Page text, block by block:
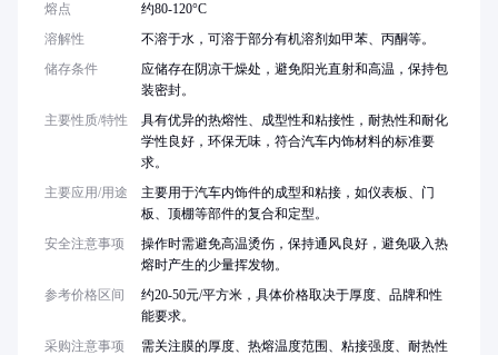
熔点
约80-120°C
溶解性
不溶于水，可溶于部分有机溶剂如甲苯、丙酮等。
储存条件
应储存在阴凉干燥处，避免阳光直射和高温，保持包
装密封。
主要性质/特性
具有优异的热熔性、成型性和粘接性，耐热性和耐化
学性良好，环保无味，符合汽车内饰材料的标准要
求。
主要应用/用途
主要用于汽车内饰件的成型和粘接，如仪表板、门
板、顶棚等部件的复合和定型。
安全注意事项
操作时需避免高温烫伤，保持通风良好，避免吸入热
熔时产生的少量挥发物。
参考价格区间
约20-50元/平方米，具体价格取决于厚度、品牌和性
能要求。
采购注意事项
需关注膜的厚度、热熔温度范围、粘接强度、耐热性